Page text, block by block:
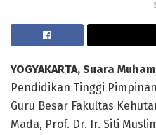
YOGYAKARTA, Suara
Pendidikan Tinggi
Guru Besar Fakultas
Mada, Prof. Dr. Ir. Siti